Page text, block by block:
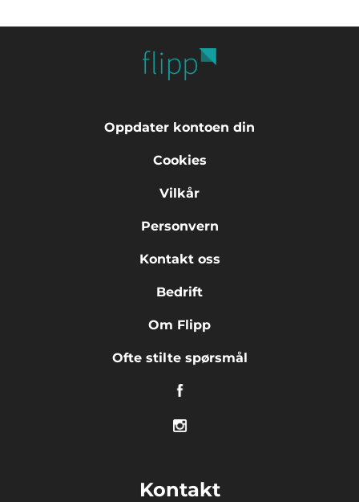
Oppdater kontoen din
Cookies
Vilkår
Personvern
Kontakt oss
Bedrift
Om Flipp
Ofte stilte spørsmål
Kontakt